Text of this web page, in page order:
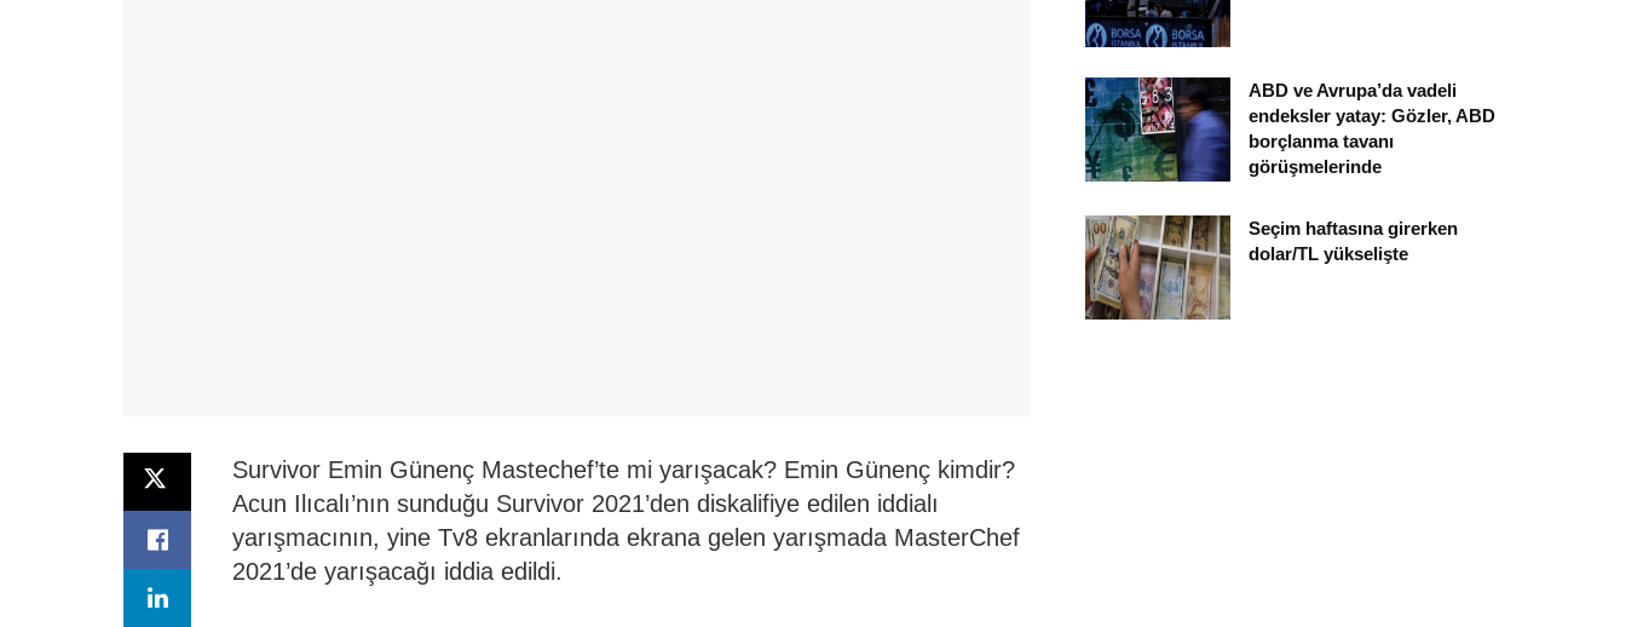
Survivor Emin Günenç Mastechef’te mi yarışacak? Emin Günenç kimdir?
Acun Ilıcalı’nın sunduğu Survivor 2021’den diskalifiye edilen iddialı
yarışmacının, yine Tv8 ekranlarında ekrana gelen yarışmada MasterChef
2021’de yarışacağı iddia edildi.
ABD ve Avrupa’da vadeli
endeksler yatay: Gözler, ABD
borçlanma tavanı
görüşmelerinde
Seçim haftasına girerken
dolar/TL yükselişte